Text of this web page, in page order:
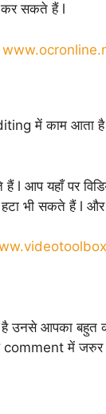
सकते हैं l
में काम आता
l आप यहाँ पर
हटा भी सकते हैं l
है उनसे आपका
comment में जरुर